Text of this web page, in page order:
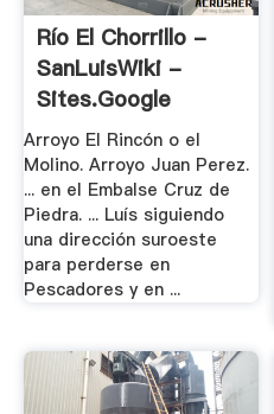
Río El Chorrillo -
SanLuisWiki -
Sites.google
Arroyo El Rincón o el
Molino. Arroyo Juan Perez.
... en el Embalse Cruz de
Piedra. ... Luís siguiendo
una dirección suroeste
para perderse en
Pescadores y en ...